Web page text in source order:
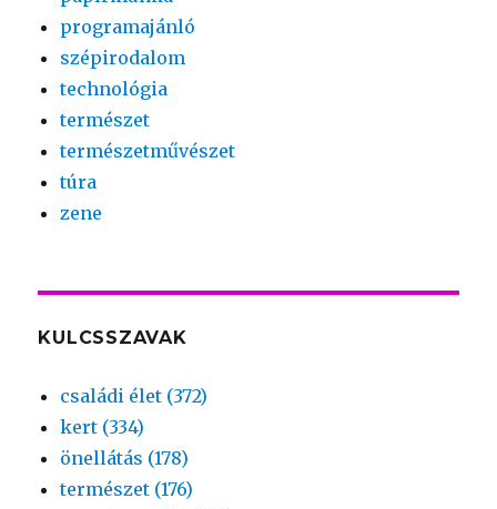
programajánló
szépirodalom
technológia
természet
természetművészet
túra
zene
KULCSSZAVAK
családi élet (372)
kert (334)
önellátás (178)
természet (176)